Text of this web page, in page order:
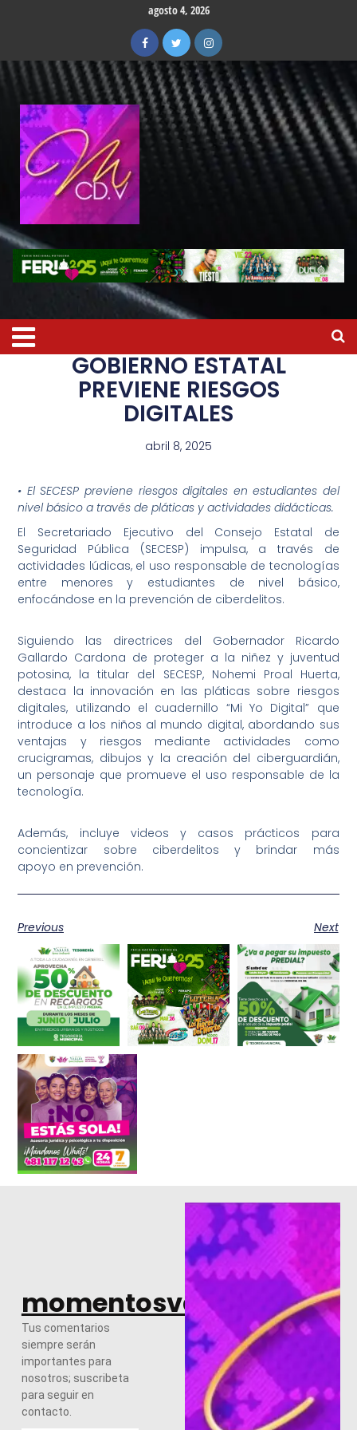
agosto 4, 2026
GOBIERNO ESTATAL
PREVIENE RIESGOS
DIGITALES
abril 8, 2025
• El SECESP previene riesgos digitales en estudiantes del
nivel básico a través de pláticas y actividades didácticas.
El Secretariado Ejecutivo del Consejo Estatal de
Seguridad Pública (SECESP) impulsa, a través de
actividades lúdicas, el uso responsable de tecnologías
entre menores y estudiantes de nivel básico,
enfocándose en la prevención de ciberdelitos.
Siguiendo las directrices del Gobernador Ricardo
Gallardo Cardona de proteger a la niñez y juventud
potosina, la titular del SECESP, Nohemi Proal Huerta,
destaca la innovación en las pláticas sobre riesgos
digitales, utilizando el cuadernillo “Mi Yo Digital” que
introduce a los niños al mundo digital, abordando sus
ventajas y riesgos mediante actividades como
crucigramas, dibujos y la creación del ciberguardián,
un personaje que promueve el uso responsable de la
tecnología.
Además, incluye videos y casos prácticos para
concientizar sobre ciberdelitos y brindar más
apoyo en prevención.
Previous Next
momentosvalles.com
Tus comentarios
siempre serán
importantes para
nosotros; suscribeta
para seguir en
contacto.